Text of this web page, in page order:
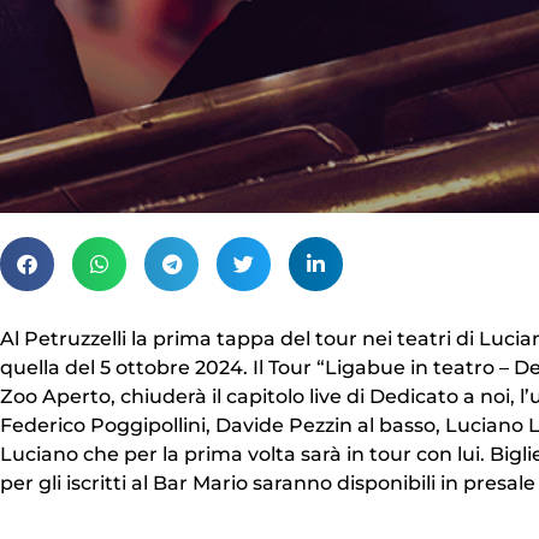
Al Petruzzelli la prima tappa del tour nei teatri di
quella del 5 ottobre 2024. Il Tour “Ligabue in teatro –
Zoo Aperto, chiuderà il capitolo live di Dedicato a noi,
Federico Poggipollini, Davide Pezzin al basso,
Luciano che per la prima volta sarà in tour con lui.
per gli iscritti al Bar Mario saranno disponibili in presale